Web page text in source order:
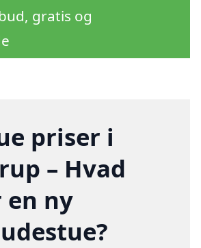
gratis og
priser i
– Hvad
en ny